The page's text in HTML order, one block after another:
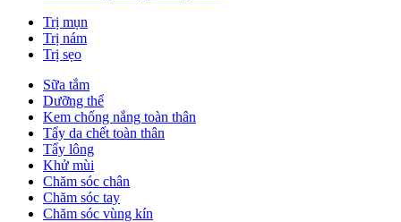
Trị mụn
Trị nám
Trị sẹo
Sữa tắm
Dưỡng thể
Kem chống nắng toàn thân
Tẩy da chết toàn thân
Tẩy lông
Khử mùi
Chăm sóc chân
Chăm sóc tay
Chăm sóc vùng kín